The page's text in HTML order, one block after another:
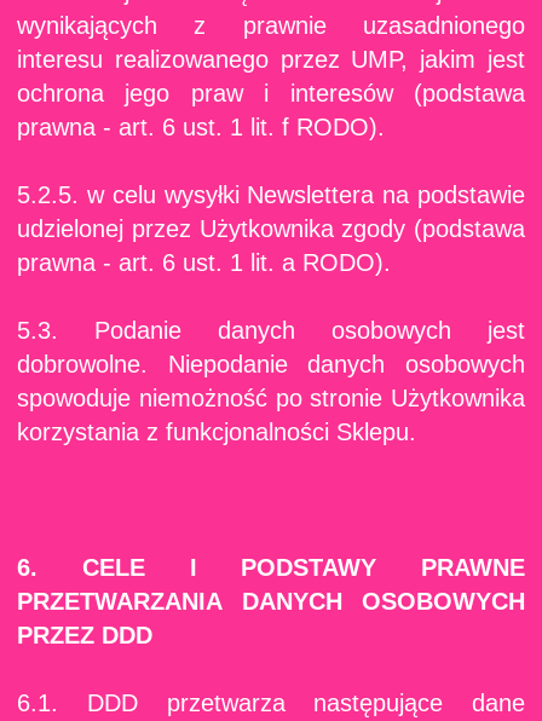
wynikających z prawnie uzasadnionego
interesu realizowanego przez UMP, jakim jest
ochrona jego praw i interesów (podstawa
prawna - art. 6 ust. 1 lit. f RODO).
5.2.5. w celu wysyłki Newslettera na podstawie
udzielonej przez Użytkownika zgody (podstawa
prawna - art. 6 ust. 1 lit. a RODO).
5.3. Podanie danych osobowych jest
dobrowolne. Niepodanie danych osobowych
spowoduje niemożność po stronie Użytkownika
korzystania z funkcjonalności Sklepu.
6. CELE I PODSTAWY PRAWNE
PRZETWARZANIA DANYCH OSOBOWYCH
PRZEZ DDD
6.1. DDD przetwarza następujące dane